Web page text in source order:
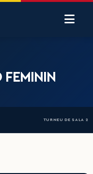
FEMININ
TURNEU DE SALA 2